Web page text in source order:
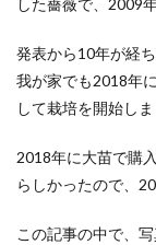
した薔薇で、2009
発表から10年が経
我が家でも2018年
して栽培を開始しま
2018年に大苗で購
らしかったので、
この記事の中で、